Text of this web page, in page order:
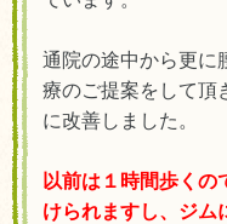
通院の途中から更に
療のご提案をして頂
に改善しました。
以前は１時間歩くの
けられますし、ジム